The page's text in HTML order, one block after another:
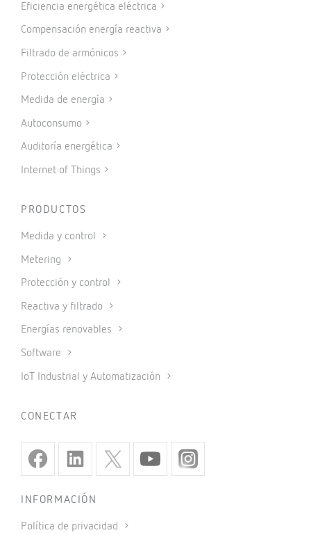
Eficiencia energética eléctrica
Compensación energía reactiva
Filtrado de armónicos
Protección eléctrica
Medida de energía
Autoconsumo
Auditoría energética
Internet of Things
PRODUCTOS
Medida y control
Metering
Protección y control
Reactiva y filtrado
Energías renovables
Software
IoT Industrial y Automatización
CONECTAR
INFORMACIÓN
Política de privacidad